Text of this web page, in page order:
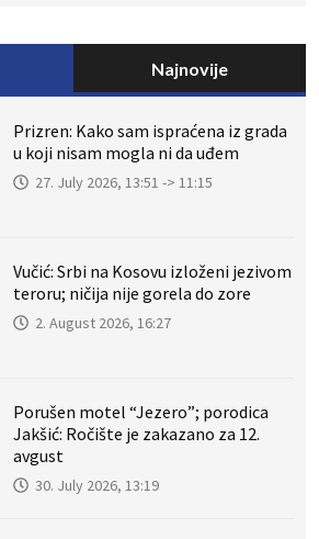
Najnovije
Prizren: Kako sam ispraćena iz grada
u koji nisam mogla ni da uđem
27. July 2026, 13:51 -> 11:15
Vučić: Srbi na Kosovu izloženi jezivom
teroru; ničija nije gorela do zore
2. August 2026, 16:27
Porušen motel “Jezero”; porodica
Jakšić: Ročište je zakazano za 12.
avgust
30. July 2026, 13:19